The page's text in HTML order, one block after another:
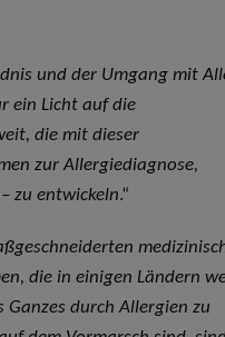
und der Umgang mit
ein Licht auf die
die mit dieser
zur Allergiediagnose,
zu entwickeln.“
die in einigen Ländern
durch Allergien zu